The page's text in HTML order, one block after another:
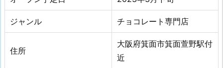
ジャンル チョコレート専門店
住所
大阪府箕面市箕面萱野駅付
近